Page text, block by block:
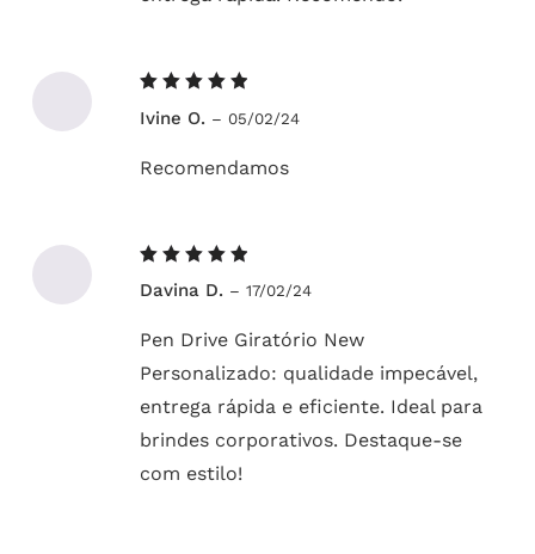
5de 5
Ivine O. – 05/02/24
Recomendamos
5de 5
Davina D. – 17/02/24
Pen Drive Giratório New
Personalizado: qualidade impecável,
entrega rápida e eficiente. Ideal para
brindes corporativos. Destaque-se
com estilo!